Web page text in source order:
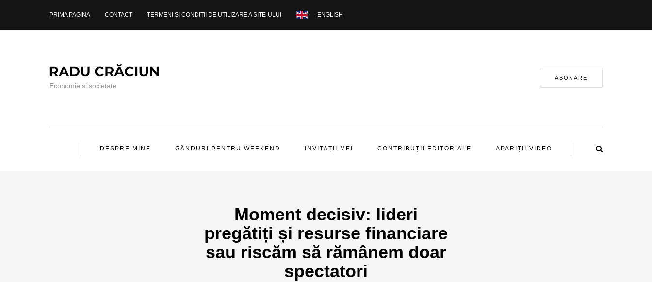
PRIMA PAGINA CONTACT TERMENI ȘI CONDIȚII DE UTILIZARE A SITE-ULUI ENGLISH
Economie si societate
ABONARE
DESPRE MINE GÂNDURI PENTRU WEEKEND INVITAȚII MEI CONTRIBUȚII EDITORIALE APARIȚII VIDEO
Moment decisiv: lideri
pregătiți și resurse financiare
sau riscăm să rămânem doar
spectatori